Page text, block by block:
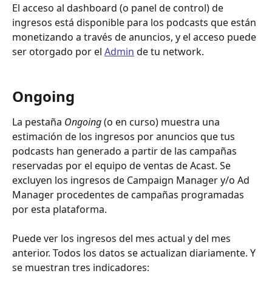
El acceso al dashboard (o panel de control) de
ingresos está disponible para los podcasts que están
monetizando a través de anuncios, y el acceso puede
ser otorgado por el Admin de tu network.
Ongoing
La pestaña Ongoing (o en curso) muestra una
estimación de los ingresos por anuncios que tus
podcasts han generado a partir de las campañas
reservadas por el equipo de ventas de Acast. Se
excluyen los ingresos de Campaign Manager y/o Ad
Manager procedentes de campañas programadas
por esta plataforma.
Puede ver los ingresos del mes actual y del mes
anterior. Todos los datos se actualizan diariamente. Y
se muestran tres indicadores: